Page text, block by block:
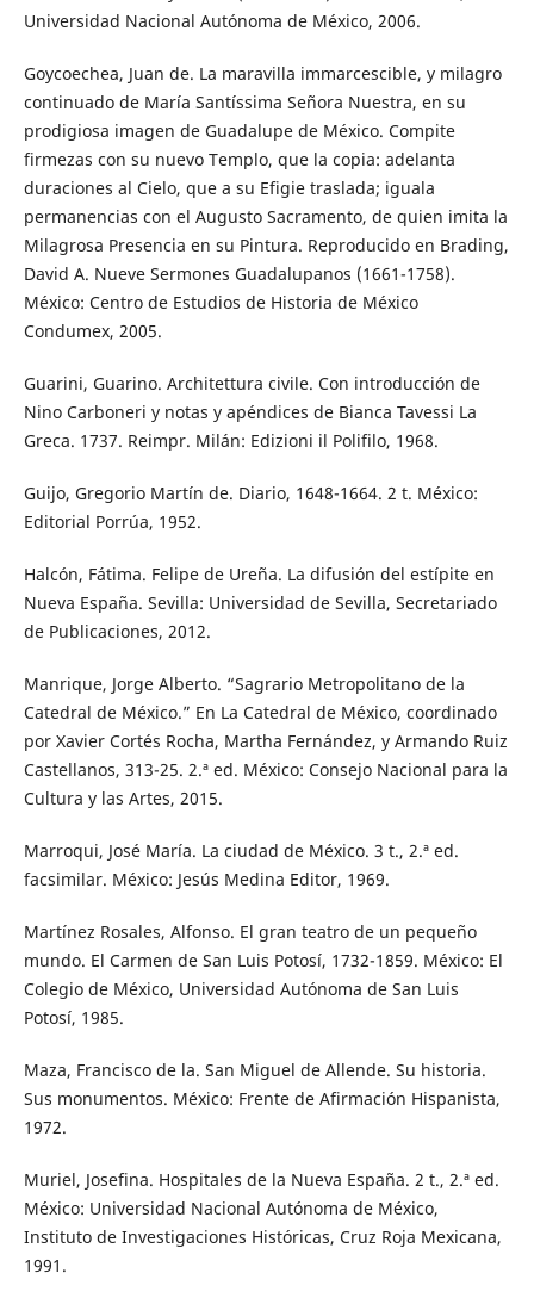
Universidad Nacional Autónoma de México, 2006.
Goycoechea, Juan de. La maravilla immarcescible, y milagro
continuado de María Santíssima Señora Nuestra, en su
prodigiosa imagen de Guadalupe de México. Compite
firmezas con su nuevo Templo, que la copia: adelanta
duraciones al Cielo, que a su Efigie traslada; iguala
permanencias con el Augusto Sacramento, de quien imita la
Milagrosa Presencia en su Pintura. Reproducido en Brading,
David A. Nueve Sermones Guadalupanos (1661-1758).
México: Centro de Estudios de Historia de México
Condumex, 2005.
Guarini, Guarino. Architettura civile. Con introducción de
Nino Carboneri y notas y apéndices de Bianca Tavessi La
Greca. 1737. Reimpr. Milán: Edizioni il Polifilo, 1968.
Guijo, Gregorio Martín de. Diario, 1648-1664. 2 t. México:
Editorial Porrúa, 1952.
Halcón, Fátima. Felipe de Ureña. La difusión del estípite en
Nueva España. Sevilla: Universidad de Sevilla, Secretariado
de Publicaciones, 2012.
Manrique, Jorge Alberto. “Sagrario Metropolitano de la
Catedral de México.” En La Catedral de México, coordinado
por Xavier Cortés Rocha, Martha Fernández, y Armando Ruiz
Castellanos, 313-25. 2.ª ed. México: Consejo Nacional para la
Cultura y las Artes, 2015.
Marroqui, José María. La ciudad de México. 3 t., 2.ª ed.
facsimilar. México: Jesús Medina Editor, 1969.
Martínez Rosales, Alfonso. El gran teatro de un pequeño
mundo. El Carmen de San Luis Potosí, 1732-1859. México: El
Colegio de México, Universidad Autónoma de San Luis
Potosí, 1985.
Maza, Francisco de la. San Miguel de Allende. Su historia.
Sus monumentos. México: Frente de Afirmación Hispanista,
1972.
Muriel, Josefina. Hospitales de la Nueva España. 2 t., 2.ª ed.
México: Universidad Nacional Autónoma de México,
Instituto de Investigaciones Históricas, Cruz Roja Mexicana,
1991.